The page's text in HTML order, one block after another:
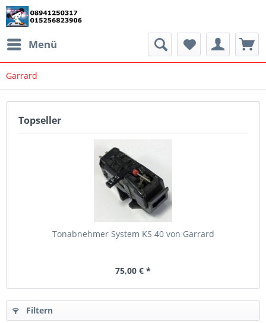
Menü
Garrard
Topseller
Tonabnehmer System KS 40 von Garrard
75,00 € *
Filtern